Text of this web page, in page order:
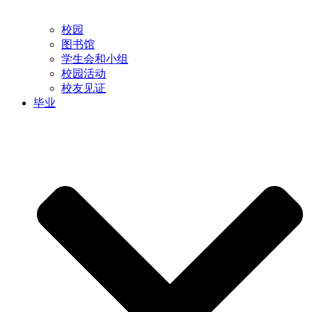
校园
图书馆
学生会和小组
校园活动
校友见证
毕业